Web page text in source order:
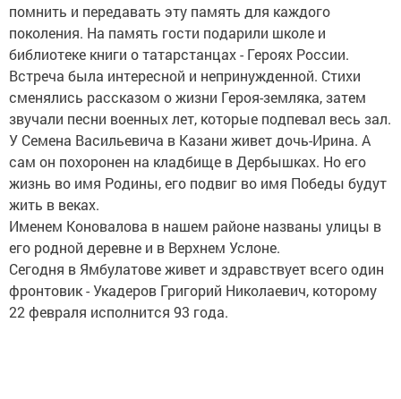
помнить и передавать эту память для каждого
поколения. На память гости подарили школе и
библиотеке книги о татарстанцах - Героях России.
Встреча была интересной и непринужденной. Стихи
сменялись рассказом о жизни Героя-земляка, затем
звучали песни военных лет, которые подпевал весь зал.
У Семена Васильевича в Казани живет дочь-Ирина. А
сам он похоронен на кладбище в Дербышках. Но его
жизнь во имя Родины, его подвиг во имя Победы будут
жить в веках.
Именем Коновалова в нашем районе названы улицы в
его родной деревне и в Верхнем Услоне.
Сегодня в Ямбулатове живет и здравствует всего один
фронтовик - Укадеров Григорий Николаевич, которому
22 февраля исполнится 93 года.